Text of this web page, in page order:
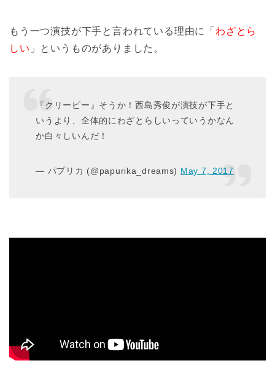
もう一つ演技が下手と言われている理由に「 わざとら
しい 」というものがありました。
『クリーピー』そうか！西島秀俊が演技が下手と
いうより、全体的にわざとらしいっていうかなん
か白々しいんだ！
— パプリカ (@papurika_dreams) May 7, 2017